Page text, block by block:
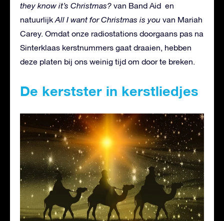
they know it’s Christmas? van Band Aid en
natuurlijk All I want for Christmas is you van Mariah
Carey. Omdat onze radiostations doorgaans pas na
Sinterklaas kerstnummers gaat draaien, hebben
deze platen bij ons weinig tijd om door te breken.
De kerstster in kerstliedjes